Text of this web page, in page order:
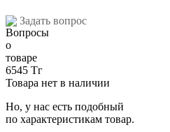
Задать вопрос
6545 Тг
Товара нет в наличии
Но, у нас есть подобный
по характеристикам товар.